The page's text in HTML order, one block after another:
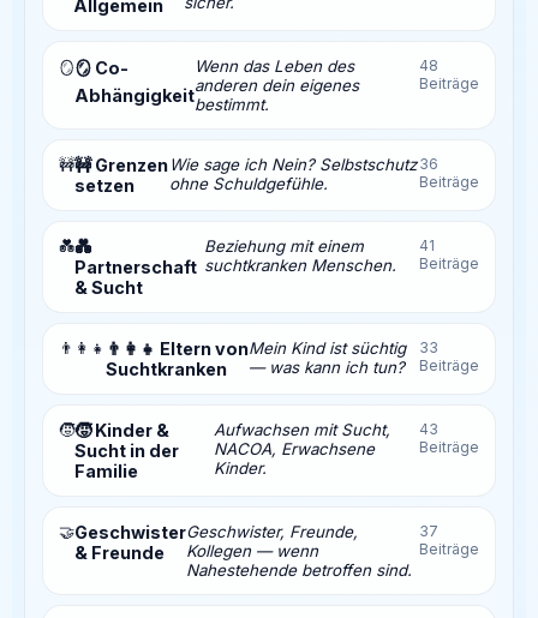
Allgemein
🪞🪞 Co-
Abhängigkeit
Wenn das Leben des
anderen dein eigenes
bestimmt.
48
Beiträge
🚧🚧 Grenzen
setzen
Wie sage ich Nein? Selbstschutz
ohne Schuldgefühle.
36
Beiträge
💑💑
Partnerschaft
& Sucht
Beziehung mit einem
suchtkranken Menschen.
41
Beiträge
👨‍👩‍👧 👨‍👩‍👧 Eltern von
Suchtkranken
Mein Kind ist süchtig
— was kann ich tun?
33
Beiträge
🧒🧒 Kinder &
Sucht in der
Familie
Aufwachsen mit Sucht,
NACOA, Erwachsene
Kinder.
43
Beiträge
🤝Geschwister
& Freunde
Geschwister, Freunde,
Kollegen — wenn
Nahestehende betroffen sind.
37
Beiträge